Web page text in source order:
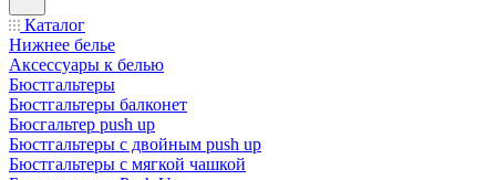
Каталог
Нижнее белье
Аксессуары к белью
Бюстгальтеры
Бюстгальтеры балконет
Бюсгальтер push up
Бюстгальтеры с двойным push up
Бюстгальтеры с мягкой чашкой